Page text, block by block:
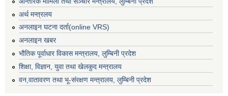
अर्थ मन्त्रलय
अनलाइन घटना दर्ता(online VRS)
अनलाइन खबर
भौतिक पूर्वाधार विकास मन्त्रालय, लुम्बिनी प्रदेश
शिक्षा, विज्ञान, युवा तथा खेलकुद मन्‍‍त्रालय
वन,वातावरण तथा भू-संरक्षण मन्त्रालय, लुम्बिनी प्रदेश